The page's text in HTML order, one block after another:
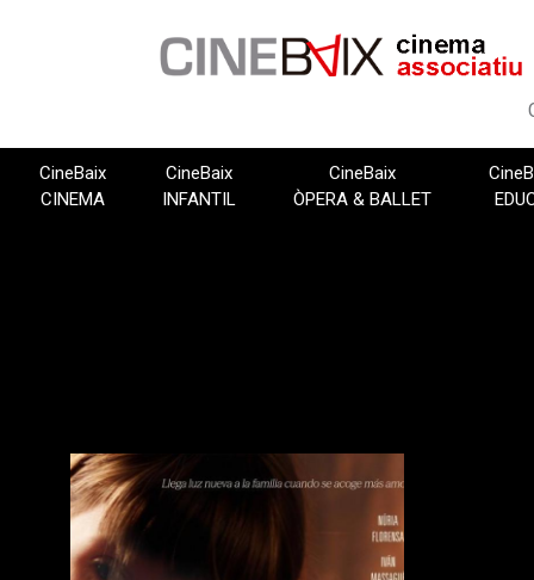
CineBaix
CINEMA
CineBaix
INFANTIL
CineBaix
ÒPERA & BALLET